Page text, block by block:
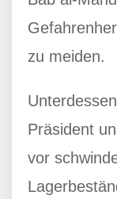
zu meiden.
Präsident
vor